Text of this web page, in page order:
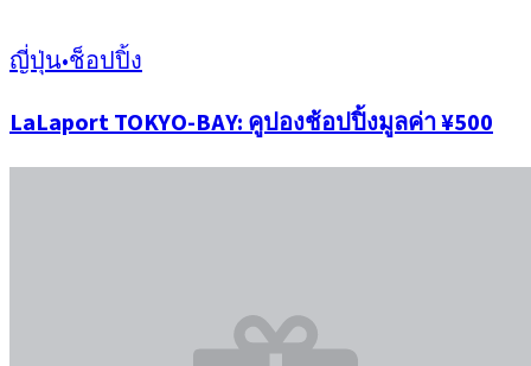
ญี่ปุ่น•ช็อปปิ้ง
LaLaport TOKYO-BAY: คูปองช้อปปิ้งมูลค่า ¥500